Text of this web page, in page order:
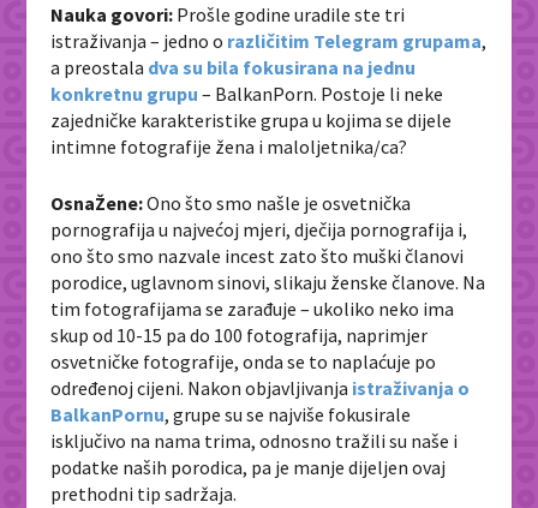
Nauka govori: Prošle godine uradile ste tri
istraživanja – jedno o različitim Telegram grupama,
a preostala dva su bila fokusirana na jednu
konkretnu grupu – BalkanPorn. Postoje li neke
zajedničke karakteristike grupa u kojima se dijele
intimne fotografije žena i maloljetnika/ca?
OsnaŽene:Ono što smo našle je osvetnička
pornografija u najvećoj mjeri, dječija pornografija i,
ono što smo nazvale incest zato što muški članovi
porodice, uglavnom sinovi, slikaju ženske članove. Na
tim fotografijama se zarađuje – ukoliko neko ima
skup od 10-15 pa do 100 fotografija, naprimjer
osvetničke fotografije, onda se to naplaćuje po
određenoj cijeni. Nakon objavljivanja istraživanja o
BalkanPornu, grupe su se najviše fokusirale
isključivo na nama trima, odnosno tražili su naše i
podatke naših porodica, pa je manje dijeljen ovaj
prethodni tip sadržaja.